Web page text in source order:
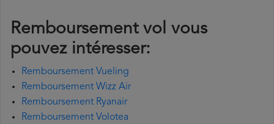
Remboursement vol vous
pouvez intéresser:
Remboursement Vueling
Remboursement Wizz Air
Remboursement Ryanair
Remboursement Volotea